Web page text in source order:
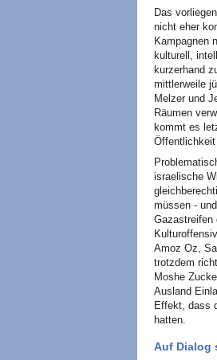
Das
nicht eher
Kampagnen
kulturell,
kurzerhand
mittlerweile
Melzer und
Räumen
kommt es
israelische
müssen -
Gazastreifen
Amoz Oz,
trotzdem
Moshe
Ausland
Effekt, dass
hatten.
Auf Dialog